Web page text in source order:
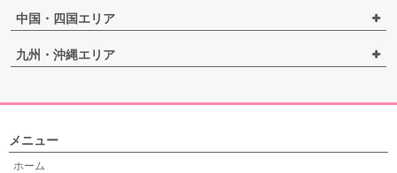
中国・四国エリア
九州・沖縄エリア
メニュー
ホーム